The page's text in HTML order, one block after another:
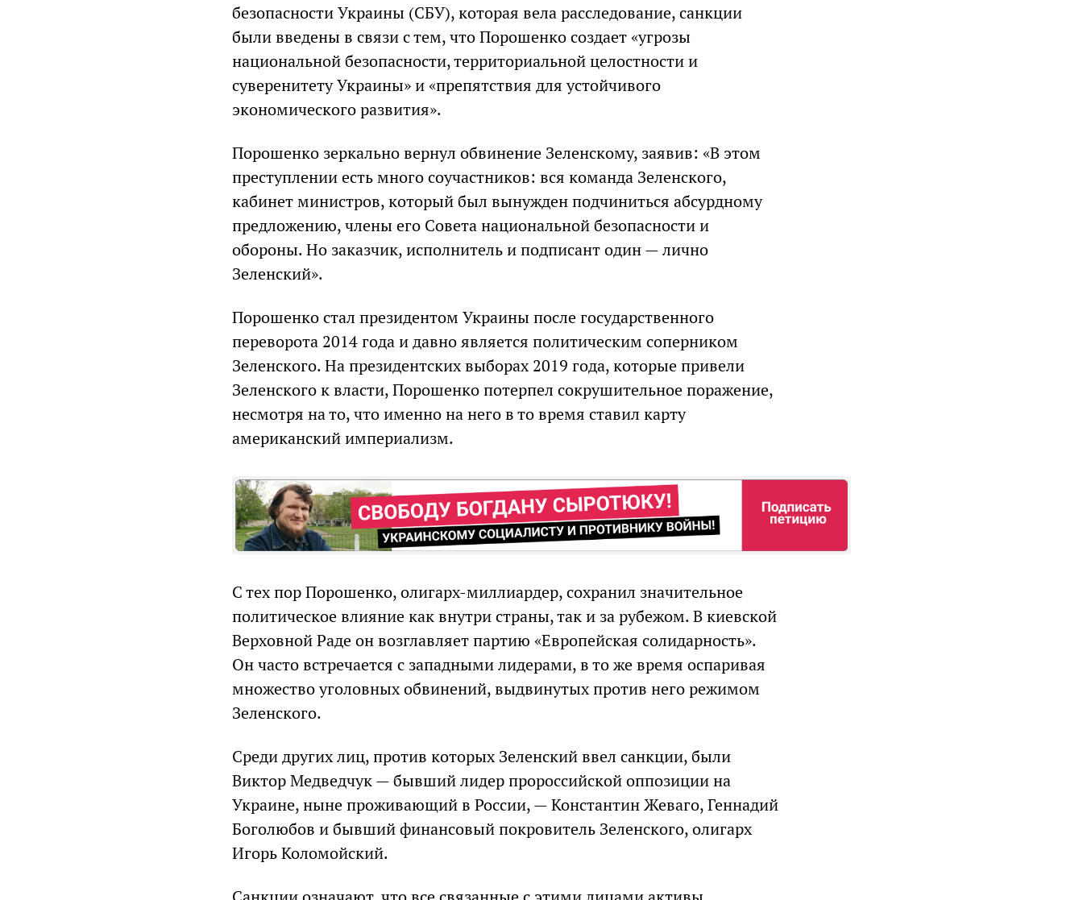
безопасности Украины (СБУ), которая вела расследование, санкции
были введены в связи с тем, что Порошенко создает «угрозы
национальной безопасности, территориальной целостности и
суверенитету Украины» и «препятствия для устойчивого
экономического развития».
Порошенко зеркально вернул обвинение Зеленскому, заявив: «В этом
преступлении есть много соучастников: вся команда Зеленского,
кабинет министров, который был вынужден подчиниться абсурдному
предложению, члены его Совета национальной безопасности и
обороны. Но заказчик, исполнитель и подписант один — лично
Зеленский».
Порошенко стал президентом Украины после государственного
переворота 2014 года и давно является политическим соперником
Зеленского. На президентских выборах 2019 года, которые привели
Зеленского к власти, Порошенко потерпел сокрушительное поражение,
несмотря на то, что именно на него в то время ставил карту
американский империализм.
С тех пор Порошенко, олигарх-миллиардер, сохранил значительное
политическое влияние как внутри страны, так и за рубежом. В киевской
Верховной Раде он возглавляет партию «Европейская солидарность».
Он часто встречается с западными лидерами, в то же время оспаривая
множество уголовных обвинений, выдвинутых против него режимом
Зеленского.
Среди других лиц, против которых Зеленский ввел санкции, были
Виктор Медведчук — бывший лидер пророссийской оппозиции на
Украине, ныне проживающий в России, — Константин Жеваго, Геннадий
Боголюбов и бывший финансовый покровитель Зеленского, олигарх
Игорь Коломойский.